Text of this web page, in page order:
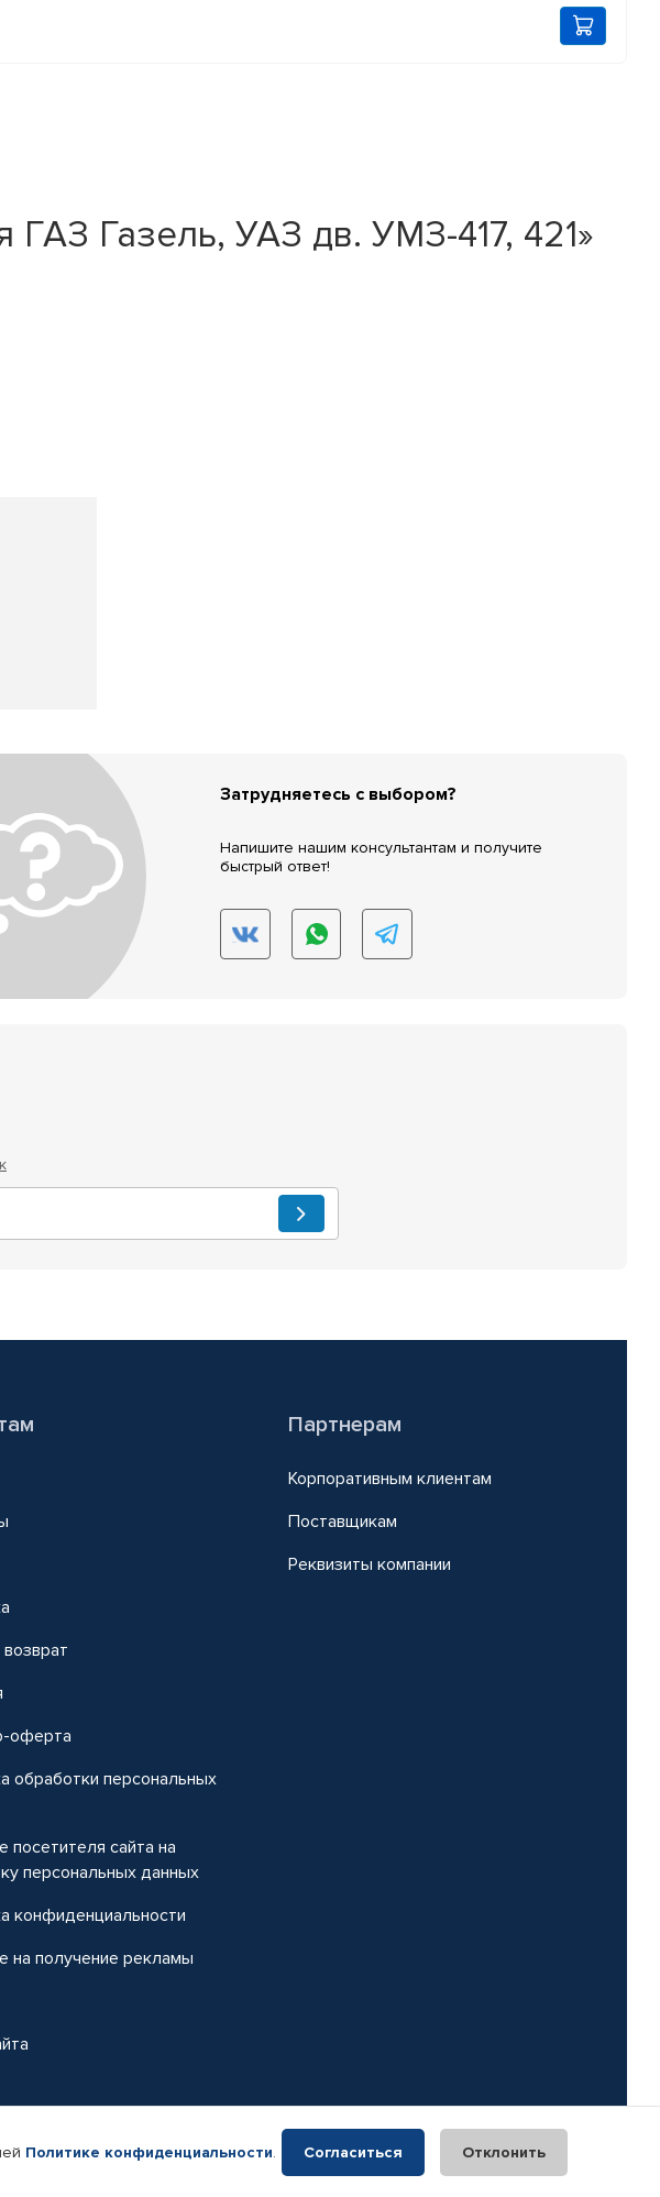
Газель, УАЗ дв. УМЗ-417, 421»
Затрудняетесь с выбором?
Напишите нашим консультантам и получите
быстрый ответ!
оферта
обработки персональных
посетителя сайта на
персональных данных
конфиденциальности
на получение рекламы
Партнерам
Корпоративным клиентам
Поставщикам
Реквизиты компании
Политике конфиденциальности. Согласиться Отклонить